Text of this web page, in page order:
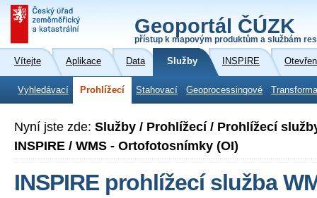
Geoportál ČÚZK
přístup k mapovým produktům a službám
Vítejte Aplikace Data Služby INSPIRE
Vyhledávací Prohlížecí Stahovací Geoprocessingové
Nyní jste zde: Služby / Prohlížecí / Prohlížecí
INSPIRE / WMS - Ortofotosnímky (OI)
INSPIRE prohlížecí služba